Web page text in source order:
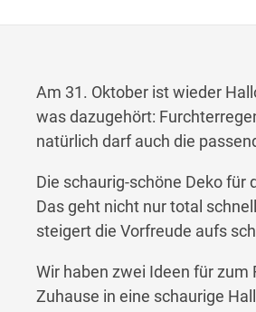
Am 31. Oktober ist wieder
was dazugehört:
natürlich darf auch die
Die schaurig-schöne Deko
Das geht nicht nur total
steigert die Vorfreude aufs
Wir haben zwei Ideen für
Zuhause in eine schaurige